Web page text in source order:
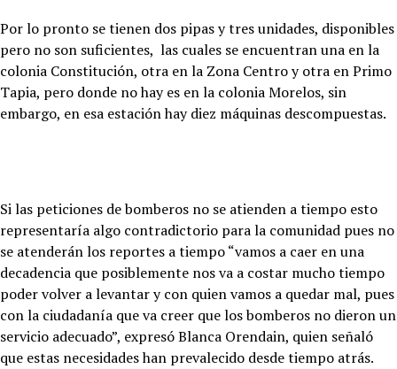
Por lo pronto se tienen dos pipas y tres unidades, disponibles
pero no son suficientes, las cuales se encuentran una en la
colonia Constitución, otra en la Zona Centro y otra en Primo
Tapia, pero donde no hay es en la colonia Morelos, sin
embargo, en esa estación hay diez máquinas descompuestas.
Si las peticiones de bomberos no se atienden a tiempo esto
representaría algo contradictorio para la comunidad pues no
se atenderán los reportes a tiempo “vamos a caer en una
decadencia que posiblemente nos va a costar mucho tiempo
poder volver a levantar y con quien vamos a quedar mal, pues
con la ciudadanía que va creer que los bomberos no dieron un
servicio adecuado”, expresó Blanca Orendain, quien señaló
que estas necesidades han prevalecido desde tiempo atrás.